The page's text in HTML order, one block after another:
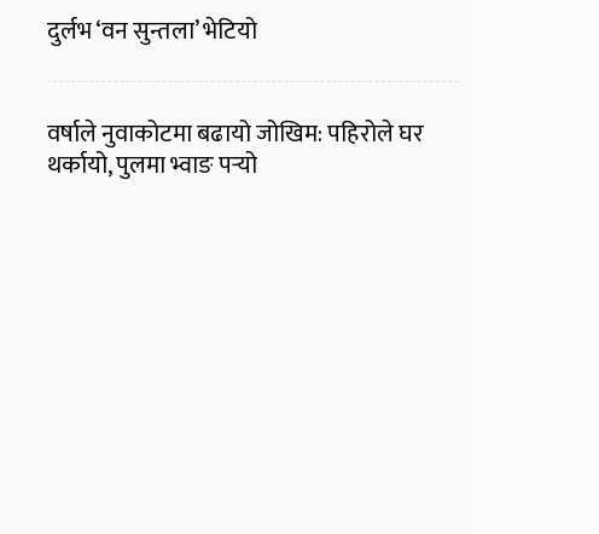
दुर्लभ ‘वन सुन्तला’ भेटियो
वर्षाले नुवाकोटमा बढायो जोखिम: पहिरोले घर
थर्कायो, पुलमा भ्वाङ पर्‍यो